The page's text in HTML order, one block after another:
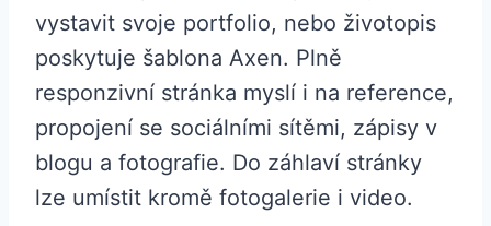
vystavit svoje portfolio, nebo životopis
poskytuje šablona Axen. Plně
responzivní stránka myslí i na reference,
propojení se sociálními sítěmi, zápisy v
blogu a fotografie. Do záhlaví stránky
lze umístit kromě fotogalerie i video.